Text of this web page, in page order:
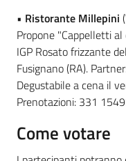
• Ristorante Millepini
Propone "Cappelletti
IGP Rosato frizzante
Fusignano (RA).
Degustabile a cena il
Prenotazioni: 331
Come votare